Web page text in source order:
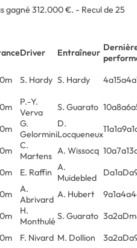
gagné 312.000 €. - Recul de 25
Driver Entraîneur
S. Hardy S. Hardy
P.-Y.
Verva
S. Guarato
G.
Gelormini
D.
Locqueneux
C.
Martens A. Wissocq
E. Raffin A.
Muidebled
A.
Abrivard A. Hubert
H.
MonthuléS. Guarato
F. Nivard M. Dollion